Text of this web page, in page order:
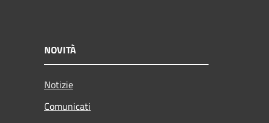
NOVITÀ
Notizie
Comunicati